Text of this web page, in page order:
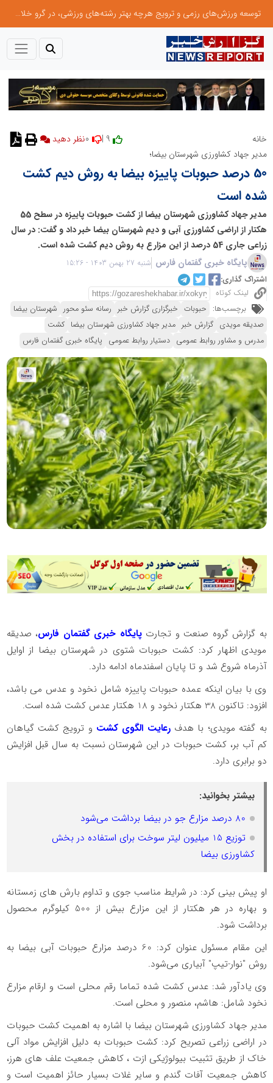
توسعه ورزش‌های رزمی و ترویج هرچه بهتر رشته‌های ورزشی، در گرو خلاقیت و نوآوری است
خانه
نظر دهید
مدیر جهاد کشاورزی شهرستان بیضا؛
50 درصد حبوبات پاییزه بیضا به روش دیم کشت
شده است
مدیر جهاد کشاورزی شهرستان بیضا از کشت حبوبات پاییزه در سطح 55
هکتار از اراضی کشاورزی آبی و دیم شهرستان بیضا خبر داد و گفت: در سال
زراعی جاری 54 درصد از این مزارع به روش دیم کشت شده است.
پایگاه خبری گفتمان فارس شنبه 27 بهمن 1403 - 15:26
اشتراک گذاری:
لینک کوتاه
برچسب‌ها: حبوبات خبرگزاری گزارش خبر رسانه سئو محور شهرستان بیضا
صدیقه مویدی گزارش خبر مدیر جهاد کشاورزی شهرستان بیضا کشت
مدرس و مشاور روابط عمومی دستیار روابط عمومی پایگاه خبری گفتمان فارس
به گزارش گروه صنعت و تجارت پایگاه خبری گفتمان فارس، صدیقه
مویدی اظهار کرد: کشت حبوبات شتوی در شهرستان بیضا از اوایل
آذرماه شروع شد و تا پایان اسفندماه ادامه دارد.
وی با بیان اینکه عمده حبوبات پاییزه شامل نخود و عدس می باشد،
افزود: تاکنون 38 هکتار نخود و 18 هکتار عدس کشت شده است.
به گفته مویدی؛ با هدفرعایت الگوی کشت و ترویج کشت گیاهان
کم آب بر، کشت حبوبات در این شهرستان نسبت به سال قبل افزایش
دو برابری دارد.
بیشتر بخوانید:
80 درصد مزارع جو در بیضا برداشت می‌شود
توزیع 15 میلیون لیتر سوخت برای استفاده در بخش
کشاورزی بیضا
او پیش بینی کرد: در شرایط مناسب جوی و تداوم بارش های زمستانه
و بهاره در هر هکتار از این مزارع بیش از 500 کیلوگرم محصول
برداشت شود.
این مقام مسئول عنوان کرد: 60 درصد مزارع حبوبات آبی بیضا به
روش "نوار-تیپ" آبیاری می‌شود.
وی یادآور شد: عدس کشت شده تماما رقم محلی است و ارقام مزارع
نخود شامل: هاشم، منصور و محلی است.
مدیر جهاد کشاورزی شهرستان بیضا با اشاره به اهمیت کشت حبوبات
در اراضی زراعی تصریح کرد: کشت حبوبات به دلیل افزایش مواد آلی
خاک از طریق تثبیت بیولوژیکی ازت ، کاهش جمعیت علف های هرز،
کاهش جمعیت آفات گندم و سایر غلات بسیار حائز اهمیت است و